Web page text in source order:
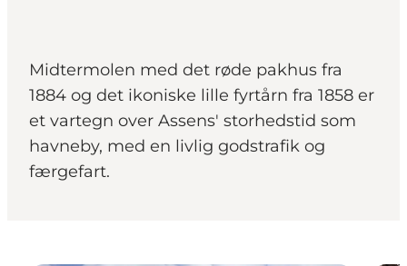
Midtermolen med det røde pakhus fra
1884 og det ikoniske lille fyrtårn fra 1858 er
et vartegn over Assens' storhedstid som
havneby, med en livlig godstrafik og
færgefart.